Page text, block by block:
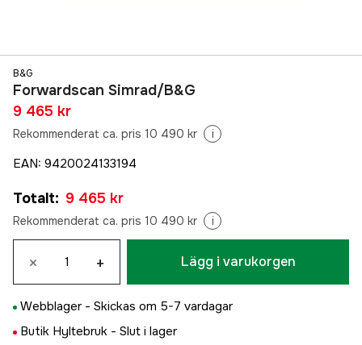
B&G
Forwardscan Simrad/B&G
9 465 kr
Rekommenderat ca. pris 10 490 kr i
EAN: 9420024133194
Totalt: 9 465 kr
Rekommenderat ca. pris 10 490 kr i
× + Lägg i varukorgen
Webblager - Skickas om 5-7 vardagar
Butik Hyltebruk - Slut i lager